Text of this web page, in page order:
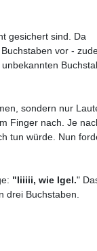
gesichert sind. Da
vor -
sondern nur
Finger nach. Je
tun würde. Nun
"Iiiiii, wie Igel."
drei Buchstaben.